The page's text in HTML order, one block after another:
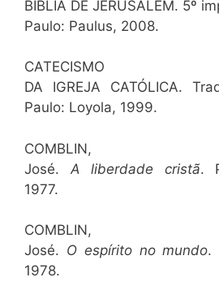
BÍBLIA DE JERUSALÉM. 5º
Paulo: Paulus, 2008.
CATECISMO
DA IGREJA CATÓLICA.
Paulo: Loyola, 1999.
COMBLIN,
José. A liberdade cristã.
1977.
COMBLIN,
José. O espírito no mundo.
1978.